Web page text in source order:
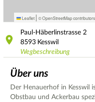
Leaflet | © OpenStreetMap contributors
Paul-Häberlinstrasse 2
8593 Kesswil
Wegbeschreibung
Über uns
Der Henauerhof in Kesswil
Obstbau und Ackerbau